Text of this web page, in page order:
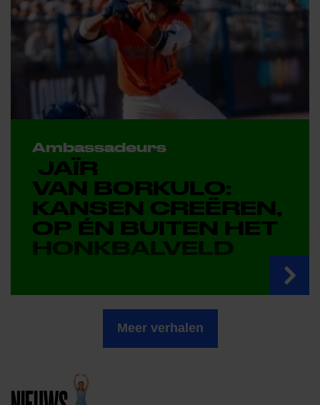
Ambassadeurs
JAÏR
VAN BORKULO:
KANSEN CREËREN,
OP ÉN BUITEN HET
HONKBALVELD
Meer verhalen